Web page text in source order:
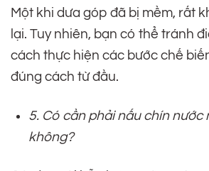
Một khi dưa góp đã bị mềm, rất
lại. Tuy nhiên, bạn có thể tránh
cách thực hiện các bước chế
đúng cách từ đầu.
5. Có cần phải nấu chín nước
không?